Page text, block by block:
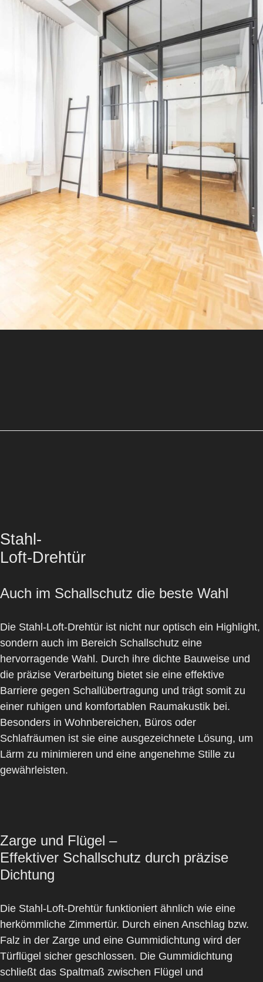
Stahl-
Loft-Drehtür
Auch im Schallschutz die beste Wahl
Die Stahl-Loft-Drehtür ist nicht nur optisch ein Highlight,
sondern auch im Bereich Schallschutz eine
hervorragende Wahl. Durch ihre dichte Bauweise und
die präzise Verarbeitung bietet sie eine effektive
Barriere gegen Schallübertragung und trägt somit zu
einer ruhigen und komfortablen Raumakustik bei.
Besonders in Wohnbereichen, Büros oder
Schlafräumen ist sie eine ausgezeichnete Lösung, um
Lärm zu minimieren und eine angenehme Stille zu
gewährleisten.
Zarge und Flügel –
Effektiver Schallschutz durch präzise
Dichtung
Die Stahl-Loft-Drehtür funktioniert ähnlich wie eine
herkömmliche Zimmertür. Durch einen Anschlag bzw.
Falz in der Zarge und eine Gummidichtung wird der
Türflügel sicher geschlossen. Die Gummidichtung
schließt das Spaltmaß zwischen Flügel und